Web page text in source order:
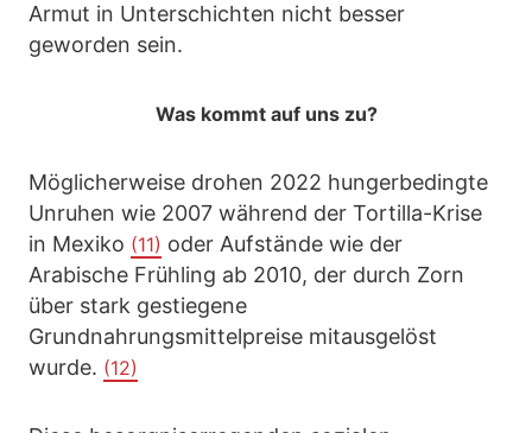
Armut in Unterschichten nicht besser
geworden sein.
Was kommt auf uns zu?
Möglicherweise drohen 2022 hungerbedingte
Unruhen wie 2007 während der Tortilla-Krise
in Mexiko (11) oder Aufstände wie der
Arabische Frühling ab 2010, der durch Zorn
über stark gestiegene
Grundnahrungsmittelpreise mitausgelöst
wurde. (12)